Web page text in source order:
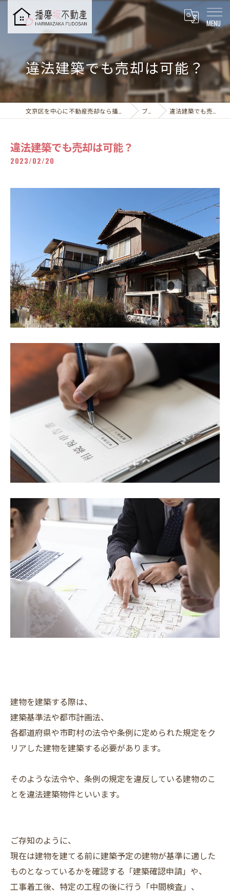
違法建築でも売却は可能？
ブログ 違法建築でも売却は可能？
違法建築でも売却は可能？
2023/02/20
建物を建築する際は、
建築基準法や都市計画法、
各都道府県や市町村の法令や条例に定められた規定をク
リアした建物を建築する必要があります。
そのような法令や、条例の規定を違反している建物のこ
とを違法建築物件といいます。
ご存知のように、
現在は建物を建てる前に建築予定の建物が基準に適した
ものとなっているかを確認する「建築確認申請」や、
工事着工後、特定の工程の後に行う「中間検査」、